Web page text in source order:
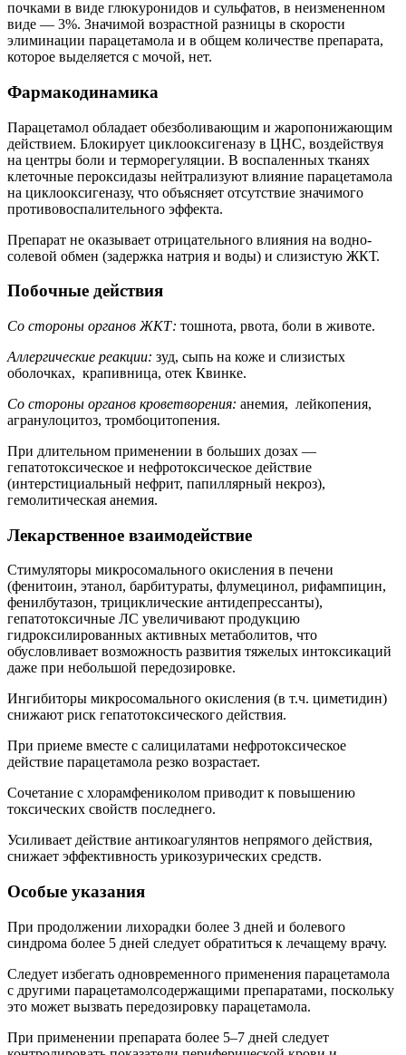
почками в виде глюкуронидов и сульфатов, в неизмененном
виде — 3%. Значимой возрастной разницы в скорости
элиминации парацетамола и в общем количестве препарата,
которое выделяется с мочой, нет.
Фармакодинамика
Парацетамол обладает обезболивающим и жаропонижающим
действием. Блокирует циклооксигеназу в ЦНС, воздействуя
на центры боли и терморегуляции. В воспаленных тканях
клеточные пероксидазы нейтрализуют влияние парацетамола
на циклооксигеназу, что объясняет отсутствие значимого
противовоспалительного эффекта.
Препарат не оказывает отрицательного влияния на водно-
солевой обмен (задержка натрия и воды) и слизистую ЖКТ.
Побочные действия
Со стороны органов ЖКТ: тошнота, рвота, боли в животе.
Аллергические реакции: зуд, сыпь на коже и слизистых
оболочках, крапивница, отек Квинке.
Со стороны органов кроветворения: анемия, лейкопения,
агранулоцитоз, тромбоцитопения.
При длительном применении в больших дозах —
гепатотоксическое и нефротоксическое действие
(интерстициальный нефрит, папиллярный некроз),
гемолитическая анемия.
Лекарственное взаимодействие
Стимуляторы микросомального окисления в печени
(фенитоин, этанол, барбитураты, флумецинол, рифампицин,
фенилбутазон, трициклические антидепрессанты),
гепатотоксичные ЛС увеличивают продукцию
гидроксилированных активных метаболитов, что
обусловливает возможность развития тяжелых интоксикаций
даже при небольшой передозировке.
Ингибиторы микросомального окисления (в т.ч. циметидин)
снижают риск гепатотоксического действия.
При приеме вместе с салицилатами нефротоксическое
действие парацетамола резко возрастает.
Сочетание с хлорамфениколом приводит к повышению
токсических свойств последнего.
Усиливает действие антикоагулянтов непрямого действия,
снижает эффективность урикозурических средств.
Особые указания
При продолжении лихорадки более 3 дней и болевого
синдрома более 5 дней следует обратиться к лечащему врачу.
Следует избегать одновременного применения парацетамола
с другими парацетамолсодержащими препаратами, поскольку
это может вызвать передозировку парацетамола.
При применении препарата более 5–7 дней следует